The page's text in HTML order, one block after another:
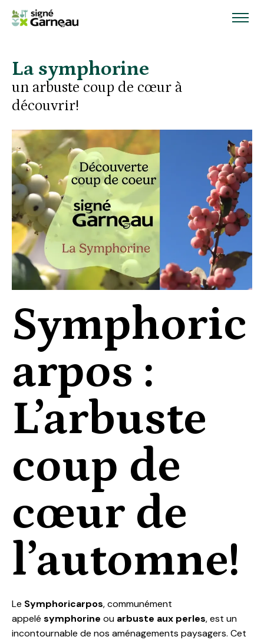
La symphorine
un arbuste coup de cœur à
découvrir!
Symphoric
arpos :
L’arbuste
coup de
cœur de
l’automne!
Le Symphoricarpos, communément
appelé symphorine ou arbuste aux perles, est un
incontournable de nos aménagements paysagers. Cet